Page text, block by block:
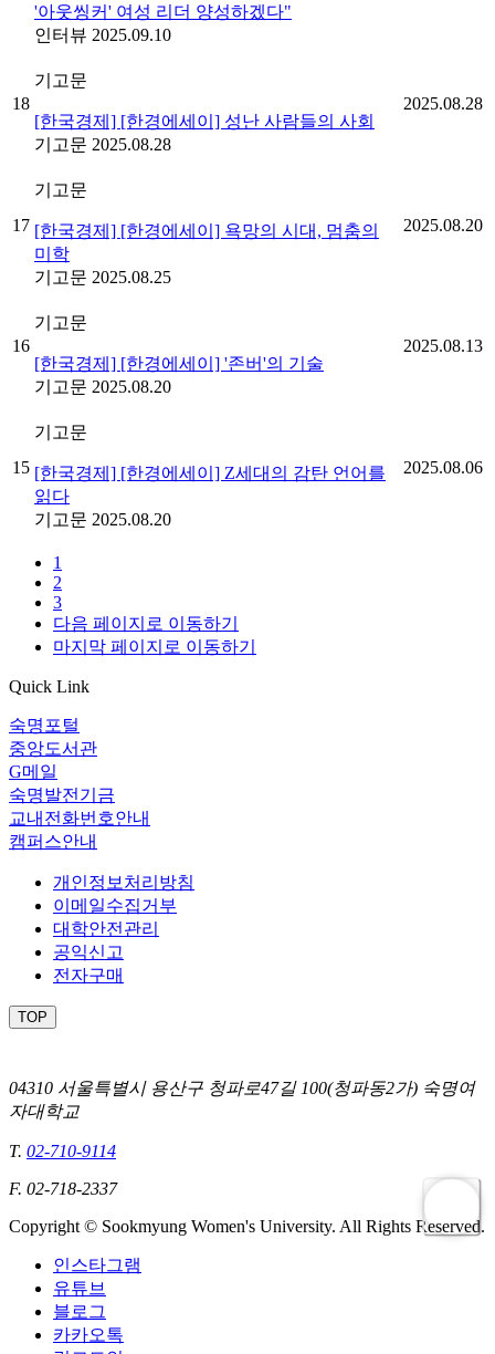
'아웃씽커' 여성 리더 양성하겠다"
인터뷰 2025.09.10
18
기고문
[한국경제] [한경에세이] 성난 사람들의 사회
기고문 2025.08.28
2025.08.28
17
기고문
[한국경제] [한경에세이] 욕망의 시대, 멈춤의
미학
기고문 2025.08.25
2025.08.20
16
기고문
[한국경제] [한경에세이] '존버'의 기술
기고문 2025.08.20
2025.08.13
15
기고문
[한국경제] [한경에세이] Z세대의 감탄 언어를
읽다
기고문 2025.08.20
2025.08.06
1
2
3
다음 페이지로 이동하기
마지막 페이지로 이동하기
Quick Link
숙명포털
중앙도서관
G메일
숙명발전기금
교내전화번호안내
캠퍼스안내
개인정보처리방침
이메일수집거부
대학안전관리
공익신고
전자구매
TOP
04310 서울특별시 용산구 청파로47길 100(청파동2가) 숙명여
자대학교
T. 02-710-9114
F. 02-718-2337
Copyright © Sookmyung Women's University. All Rights Reserved.
인스타그램
유튜브
블로그
카카오톡